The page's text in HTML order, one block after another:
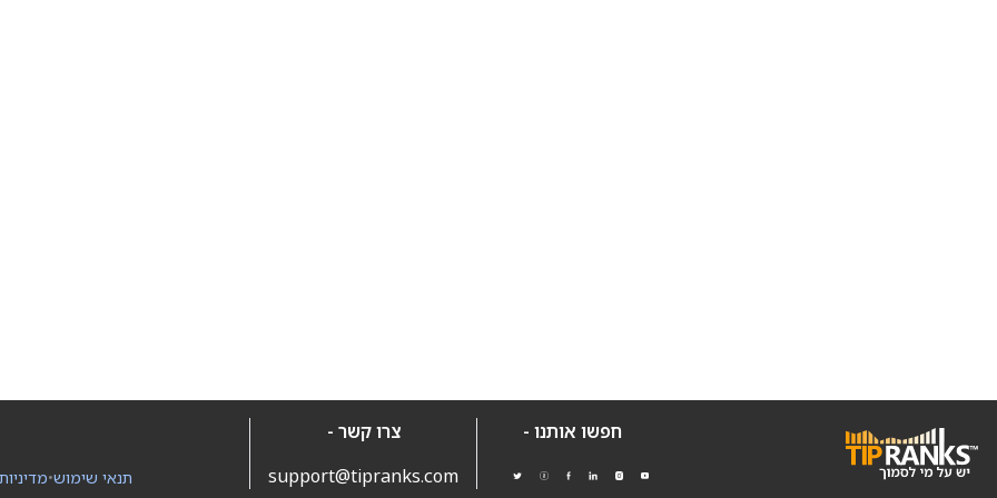
חפשו אותנו -
צרו קשר -
support@tipranks.com
•תנאי שימוש